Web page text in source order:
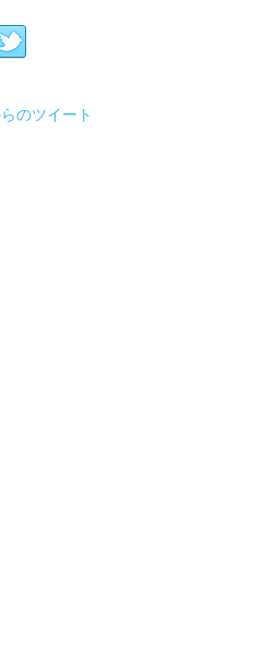
のツイート